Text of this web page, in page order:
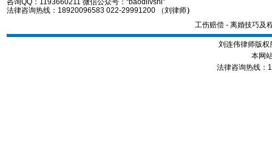
咨询QQ：1193660211 微信公众号：“baodilvshi”
法律咨询热线：18920096583 022-29991200 （刘律师）
工伤赔偿- 离婚技巧及
刘连伟律师版
本网
法律咨询热线